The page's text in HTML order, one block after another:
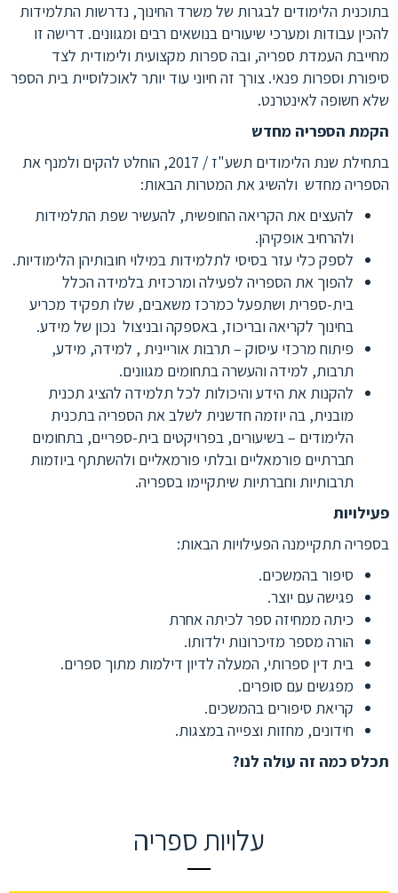
בתוכנית הלימודים לבגרות של משרד החינוך, נדרשות התלמידות
להכין עבודות ומערכי שיעורים בנושאים רבים ומגוונים. דרישה זו
מחייבת העמדת ספריה, ובה ספרות מקצועית ולימודית לצד
סיפורת וספרות פנאי. צורך זה חיוני עוד יותר לאוכלוסיית בית הספר
שלא חשופה לאינטרנט.
הקמת הספריה מחדש
בתחילת שנת הלימודים תשע"ז / 2017, הוחלט להקים ולמנף את
הספריה מחדש ולהשיג את המטרות הבאות:
להעצים את הקריאה החופשית, להעשיר שפת התלמידות
ולהרחיב אופקיהן.
לספק כלי עזר בסיסי לתלמידות במילוי חובותיהן הלימודיות.
להפוך את הספריה לפעילה ומרכזית בלמידה הכלל
בית-ספרית ושתפעל כמרכז משאבים, שלו תפקיד מכריע
בחינוך לקריאה ובריכוז, באספקה ובניצול נכון של מידע.
פיתוח מרכזי עיסוק – תרבות אוריינית , למידה, מידע,
תרבות, למידה והעשרה בתחומים מגוונים.
להקנות את הידע והיכולות לכל תלמידה להציג תכנית
מובנית, בה יוזמה חדשנית לשלב את הספריה בתכנית
הלימודים – בשיעורים, בפרויקטים בית-ספריים, בתחומים
חברתיים פורמאליים ובלתי פורמאליים ולהשתתף ביוזמות
תרבותיות וחברתיות שיתקיימו בספריה.
פעילויות
בספריה תתקיימנה הפעילויות הבאות:
סיפור בהמשכים.
פגישה עם יוצר.
כיתה ממחיזה ספר לכיתה אחרת
הורה מספר מזיכרונות ילדותו.
בית דין ספרותי, המעלה לדיון דילמות מתוך ספרים.
מפגשים עם סופרים.
קריאת סיפורים בהמשכים.
חידונים, מחזות וצפייה במצגות.
תכלס כמה זה עולה לנו?
עלויות ספריה